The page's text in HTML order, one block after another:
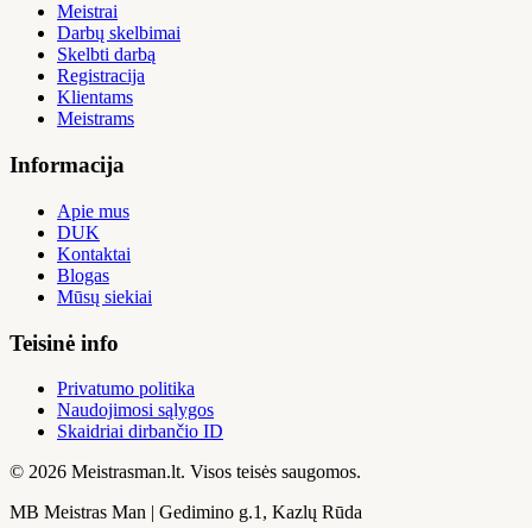
Meistrai
Darbų skelbimai
Skelbti darbą
Registracija
Klientams
Meistrams
Informacija
Apie mus
DUK
Kontaktai
Blogas
Mūsų siekiai
Teisinė info
Privatumo politika
Naudojimosi sąlygos
Skaidriai dirbančio ID
© 2026 Meistrasman.lt. Visos teisės saugomos.
MB Meistras Man | Gedimino g.1, Kazlų Rūda